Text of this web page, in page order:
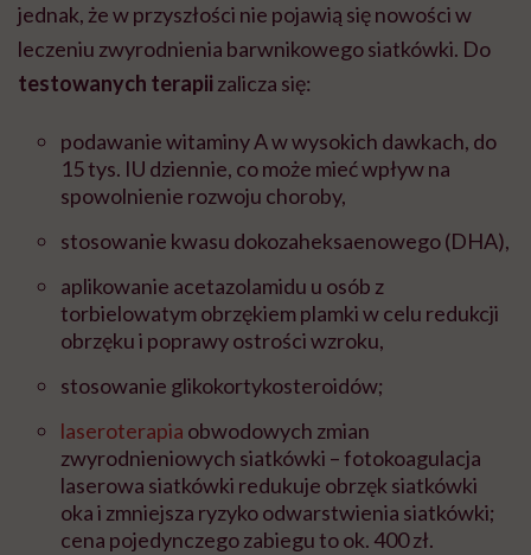
jednak, że w przyszłości nie pojawią się nowości w
leczeniu zwyrodnienia barwnikowego siatkówki. Do
testowanych terapii zalicza się:
podawanie witaminy A w wysokich dawkach, do
15 tys. IU dziennie, co może mieć wpływ na
spowolnienie rozwoju choroby,
stosowanie kwasu dokozaheksaenowego (DHA),
aplikowanie acetazolamidu u osób z
torbielowatym obrzękiem plamki w celu redukcji
obrzęku i poprawy ostrości wzroku,
stosowanie glikokortykosteroidów;
laseroterapia obwodowych zmian
zwyrodnieniowych siatkówki – fotokoagulacja
laserowa siatkówki redukuje obrzęk siatkówki
oka i zmniejsza ryzyko odwarstwienia siatkówki;
cena pojedynczego zabiegu to ok. 400 zł.